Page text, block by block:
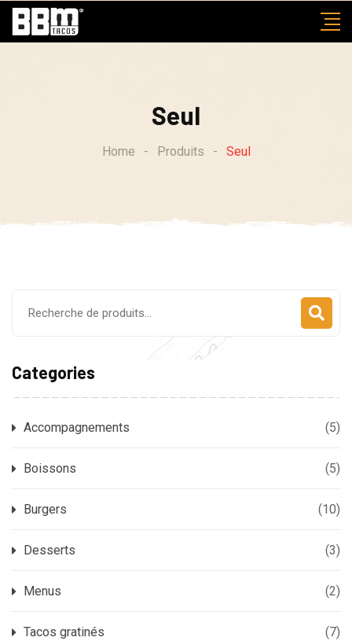
Skip
Seul
Home - Produits - Seul
Categories
Accompagnements (5)
Boissons (5)
Burgers (10)
Desserts (3)
Menus (2)
Tacos gratinés (7)